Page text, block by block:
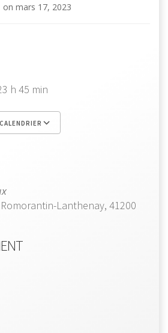
on mars 17, 2023
h 45 min
Lanthenay, 41200